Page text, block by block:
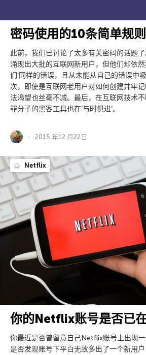
密码使用的10条简单规则
此前，我们已讨论了太多有关密码的话题
涌现出大批的互联网新用户，但他们却依
们’同样的错误，且从未能从自己的错误中
次，即使是互联网老用户对如何创建并牢
法渴望也丝毫不减。最后，在互联网技术
罪分子的黑客工具也在’与时俱进’。
2015 年12 月22日
Netflix
你的Netflix账号是否已
你最近是否曾留意自己Netflix账号上出现
是否发现账号下平白无故多出了一个新用